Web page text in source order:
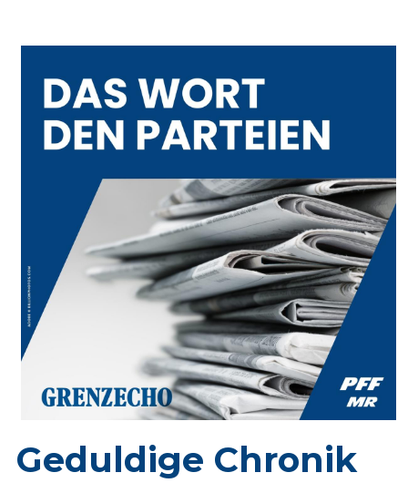
Geduldige Chronik